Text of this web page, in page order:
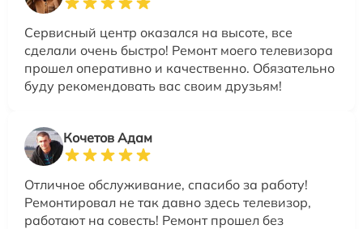
Сервисный центр оказался на высоте, все
сделали очень быстро! Ремонт моего телевизора
прошел оперативно и качественно. Обязательно
буду рекомендовать вас своим друзьям!
Кочетов Адам
Отличное обслуживание, спасибо за работу!
Ремонтировал не так давно здесь телевизор,
работают на совесть! Ремонт прошел без